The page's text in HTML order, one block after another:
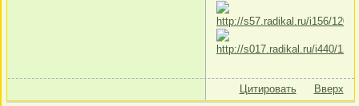
Цитировать Вверх